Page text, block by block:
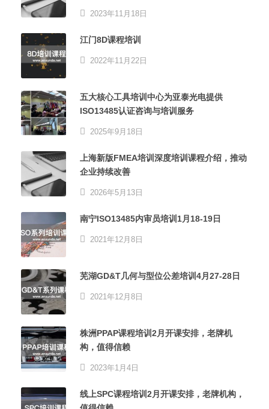
2023年11月18日
江门8D课程培训
2022年11月22日
五大核心工具培训中心为亚泰光电提供
ISO13485认证咨询与培训服务
2025年9月18日
上海新版FMEA培训深度培训课程介绍，推动
企业持续改善
2026年5月13日
南宁ISO13485内审员培训1月18-19日
2021年12月8日
芜湖GD&T几何与型位公差培训4月27-28日
2021年12月8日
株洲PPAP课程培训2月开课安排，老牌机
构，值得信赖
2023年1月4日
线上SPC课程培训2月开课安排，老牌机构，